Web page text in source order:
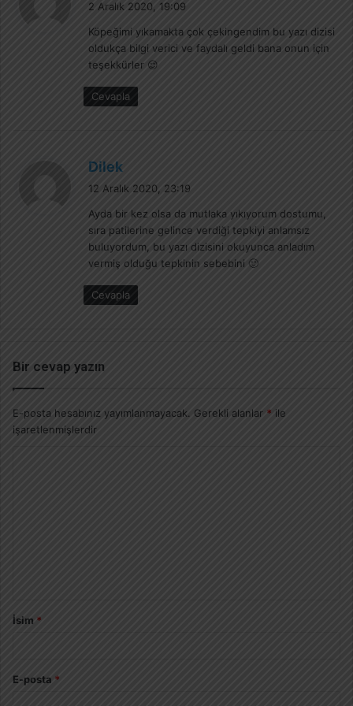
i
k
i
:
2 Aralık 2020, 19:09
Köpeğimi yıkamakta çok çekingendim bu yazı dizisi
oldukça bilgi verici ve faydalı geldi bana onun için
teşekkürler 😌
Cevapla
Dilek
i
k
12 Aralık 2020, 23:19
Ayda bir kez olsa da mutlaka yıkıyorum dostumu,
sıra patilerine gelince verdiği tepkiyi anlamsız
buluyordum, bu yazı dizisini okuyunca anladım
vermiş olduğu tepkinin sebebini 🙂
Cevapla
Bir cevap yazın
E-posta hesabınız yayımlanmayacak. Gerekli alanlar * ile
işaretlenmişlerdir
İsim *
E-posta *